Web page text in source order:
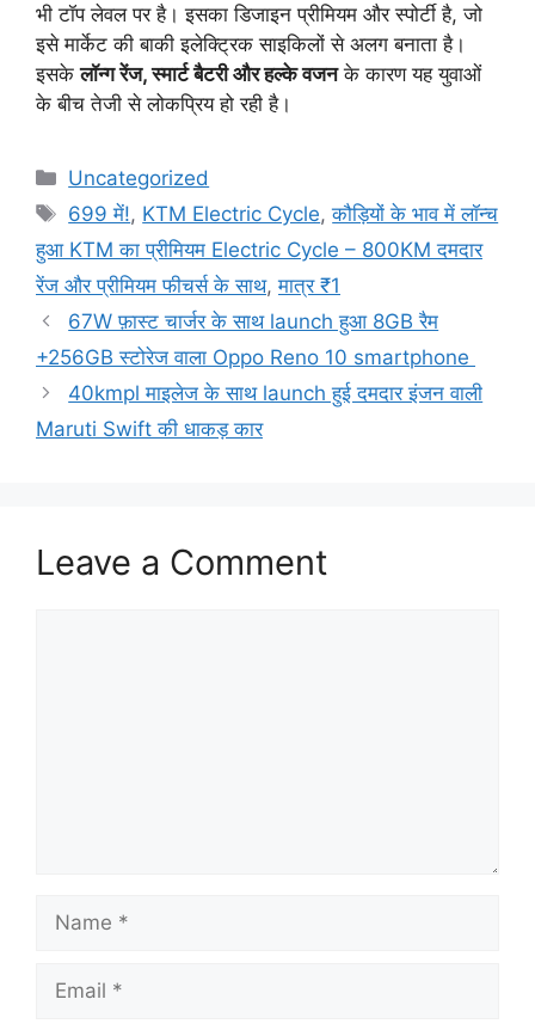
भी टॉप लेवल पर है। इसका डिजाइन प्रीमियम और स्पोर्टी है, जो
इसे मार्केट की बाकी इलेक्ट्रिक साइकिलों से अलग बनाता है।
इसकेलॉन्ग रेंज, स्मार्ट बैटरी और हल्के वजनके कारण यह युवाओं
के बीच तेजी से लोकप्रिय हो रही है।
Categories
Uncategorized
Tags
699 में!, KTM Electric Cycle,कौड़ियों के भाव में लॉन्च
हुआ KTM का प्रीमियम Electric Cycle – 800KM दमदार
रेंज और प्रीमियम फीचर्स के साथ,मात्र ₹1
67W फ़ास्ट चार्जर के साथ launch हुआ 8GB रैम
+256GB स्टोरेज वाला Oppo Reno 10 smartphone
40kmpl माइलेज के साथ launch हुई दमदार इंजन वाली
Maruti Swift की धाकड़ कार
Leave a Comment